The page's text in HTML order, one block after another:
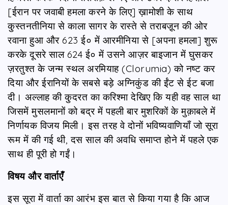
[ईरान पर जवाबी हमला करने के लिए] ख़ामोशी के साथ
कु़स्तनतीनिया से काला सागर के रास्ते से तराबजू़न की ओर
रवाना हुआ और 623 ई० में आरमीनिया से [अपना हमला] शुरू
करके दूसरे साल 624 ई० में उसने आज़र बाइजान में घुसकर
ज़रतुश्त के जन्म स्थल अरमियाह (Clorumia) को नष्ट कर
दिया और ईरानियों के सबसे बड़े अग्निकुंड की ईंट से ईट बजा
दी। अल्लाह की कु़दरत का करिश्मा देखिए कि यही वह साल था
जिसमें मुसलमानों को बद्र में पहली बार मुशरिकों के मुक़ाबले में
निर्णायक विजय मिली। इस तरह वे दोनों भविष्यवाणियाँ जो सूरा
रूम में की गई थी, दस साल की अवधि समाप्त होने में पहले एक
साथ ही पूरी हो गईं।
विषय और वार्ताएँ
इस सूरा में वार्ता का आरंभ इस बात से किया गया है कि आज